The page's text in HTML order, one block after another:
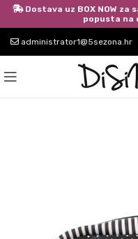
administrator1@5sezona.hr
Dostava uz BOX NOW za
popusta na